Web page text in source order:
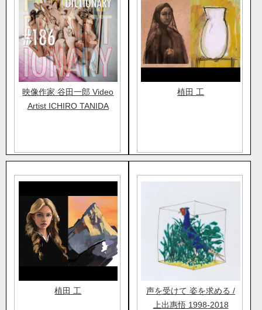
映像作家 谷田一郎 Video
Artist ICHIRO TANIDA
植田 工
植田 工
声を受けて 姿を求める /
上出惠悟 1998-2018